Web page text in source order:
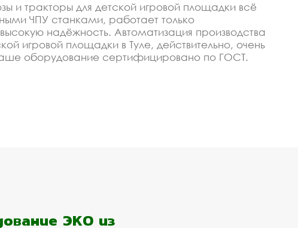
и тракторы для детской игровой площадки всё
ЧПУ станками, работает только
надёжность. Автоматизация производства
игровой площадки в Туле, действительно, очень
оборудование сертифицировано по ГОСТ.
и тракторы для детской
позвонить или оставить заявку на сайте.
ЭКО из